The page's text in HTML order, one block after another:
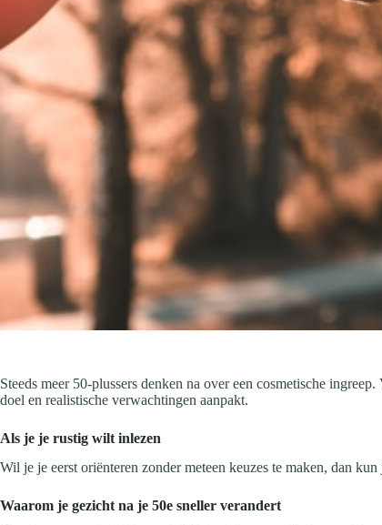
Steeds meer 50-plussers denken na over een cosmetische
doel en realistische verwachtingen aanpakt.
Als je je rustig wilt inlezen
Wil je je eerst oriënteren zonder meteen keuzes te maken, dan
Waarom je gezicht na je 50e sneller verandert